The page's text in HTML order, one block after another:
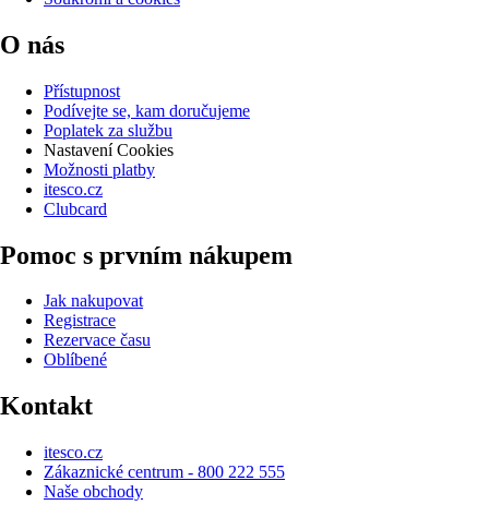
O nás
Přístupnost
Podívejte se, kam doručujeme
Poplatek za službu
Nastavení Cookies
Možnosti platby
itesco.cz
Clubcard
Pomoc s prvním nákupem
Jak nakupovat
Registrace
Rezervace času
Oblíbené
Kontakt
itesco.cz
Zákaznické centrum - 800 222 555
Naše obchody